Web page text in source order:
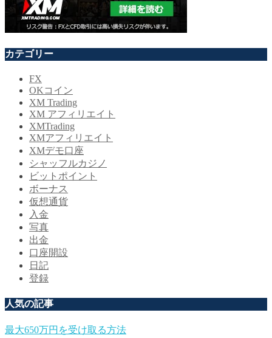
カテゴリー
FX
OKコイン
XM Trading
XM アフィリエイト
XMTrading
XMアフィリエイト
XMデモ口座
シャッフルカジノ
ビットポイント
ボーナス
仮想通貨
入金
写真
出金
口座開設
日記
登録
人気の記事
最大650万円を受け取る方法